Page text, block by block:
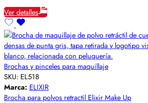
Ver detalles
Brochas y pinceles para maquillaje
SKU: EL518
Marca: ELIXIR
Brocha para polvos retractil Elixir Make Up